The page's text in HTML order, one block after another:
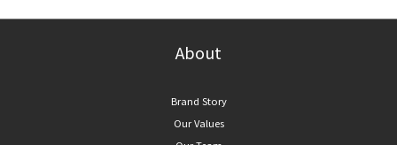
About
Brand Story
Our Values